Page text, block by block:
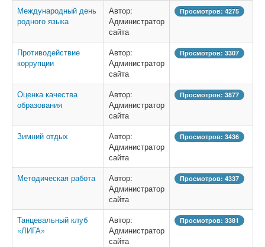
Международный день
родного языка
Автор:
Администратор
сайта
Просмотров: 4275
Противодействие
коррупции
Автор:
Администратор
сайта
Просмотров: 3307
Оценка качества
образования
Автор:
Администратор
сайта
Просмотров: 3877
Зимний отдых
Автор:
Администратор
сайта
Просмотров: 3436
Методическая работа
Автор:
Администратор
сайта
Просмотров: 4337
Танцевальный клуб
«ЛИГА»
Автор:
Администратор
сайта
Просмотров: 3381